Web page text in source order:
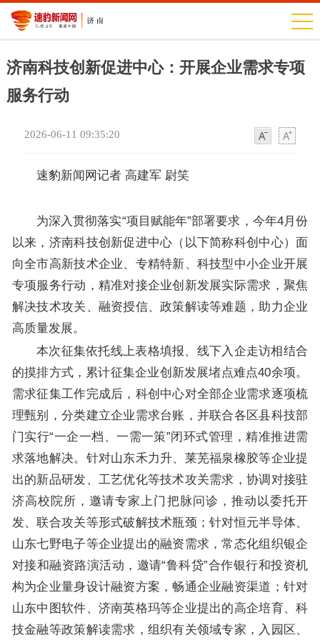
济南科技创新促进中心：开展企业需求专项
服务行动
2026-06-11 09:35:20
速豹新闻网记者 高建军 尉笑
为深入贯彻落实“项目赋能年”部署要求，今年4月份
以来，济南科技创新促进中心（以下简称科创中心）面
向全市高新技术企业、专精特新、科技型中小企业开展
专项服务行动，精准对接企业创新发展实际需求，聚焦
解决技术攻关、融资授信、政策解读等难题，助力企业
高质量发展。
本次征集依托线上表格填报、线下入企走访相结合
的摸排方式，累计征集企业创新发展堵点难点40余项。
需求征集工作完成后，科创中心对全部企业需求逐项梳
理甄别，分类建立企业需求台账，并联合各区县科技部
门实行“一企一档、一需一策”闭环式管理，精准推进需
求落地解决。针对山东禾力升、莱芜福泉橡胶等企业提
出的新品研发、工艺优化等技术攻关需求，协调对接驻
济高校院所，邀请专家上门把脉问诊，推动以委托开
发、联合攻关等形式破解技术瓶颈；针对恒元半导体、
山东七野电子等企业提出的融资需求，常态化组织银企
对接和融资路演活动，邀请“鲁科贷”合作银行和投资机
构为企业量身设计融资方案，畅通企业融资渠道；针对
山东中图软件、济南英格玛等企业提出的高企培育、科
技金融等政策解读需求，组织有关领域专家，入园区、